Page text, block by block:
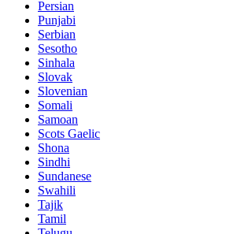
Persian
Punjabi
Serbian
Sesotho
Sinhala
Slovak
Slovenian
Somali
Samoan
Scots Gaelic
Shona
Sindhi
Sundanese
Swahili
Tajik
Tamil